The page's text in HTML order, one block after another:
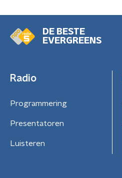
DE BESTE
EVERGREENS
Radio
Programmering
Presentatoren
Luisteren